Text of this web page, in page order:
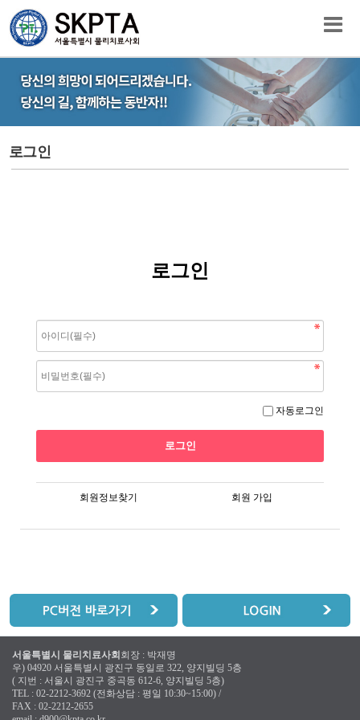
로그인
로그인
자동로그인
회원정보찾기 회원 가입
서울특별시 물리치료사회회장 : 박재명
우) 04920 서울특별시 광진구 동일로 322, 양지빌딩 5층
( 지번 : 서울시 광진구 중곡동 612-6, 양지빌딩 5층)
TEL : 02-2212-3692 (전화상담 : 평일 10:30~15:00) /
FAX : 02-2212-2655